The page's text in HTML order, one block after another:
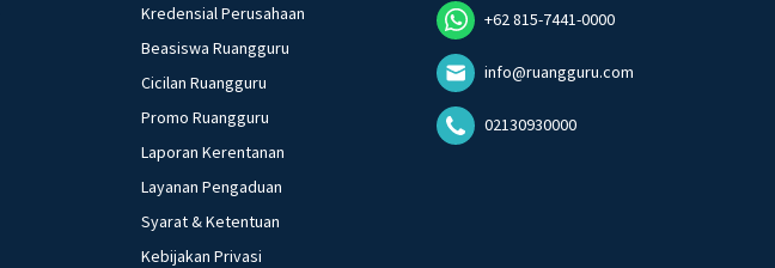
Kredensial Perusahaan
Beasiswa Ruangguru
Cicilan Ruangguru
Promo Ruangguru
Laporan Kerentanan
Layanan Pengaduan
Syarat & Ketentuan
Kebijakan Privasi
+62 815-7441-0000
info@ruangguru.com
02130930000